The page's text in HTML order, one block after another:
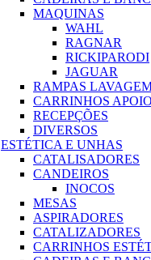
MAQUINAS
WAHL
RAGNAR
RICKIPARODI
JAGUAR
RAMPAS
CARRINHOS APOIO
RECEPÇÕES
DIVERSOS
ESTÉTICA E UNHAS
CATALISADORES
CANDEIROS
INOCOS
MESAS
ASPIRADORES
CATALIZADORES
CARRINHOS